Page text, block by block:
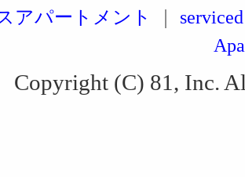
アパートメント
Copyright (C) 81, Inc.